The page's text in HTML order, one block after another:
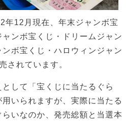
年12月現在、年末ジャンボ宝
ンボ宝くじ・ドリームジャン
ボ宝くじ・ハロウィンジャン
されています。
して「宝くじに当たるぐら
いられますが、実際に当たる
いなのか、発売総額と当選本